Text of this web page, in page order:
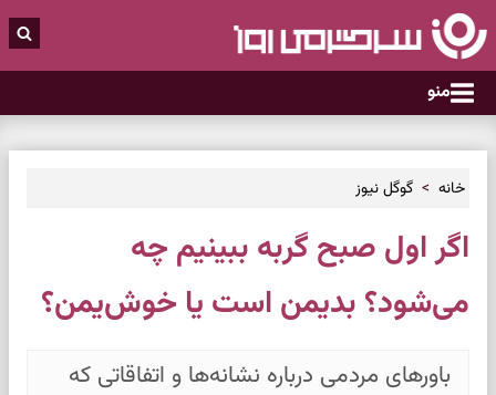
منو
خانه گوگل نیوز
اگر اول صبح گربه ببینیم چه
می‌شود؟ بدیمن است یا خوش‌یمن؟
باورهای مردمی درباره نشانه‌ها و اتفاقاتی که